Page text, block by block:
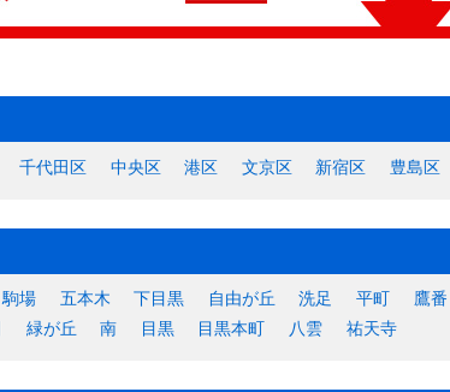
千代田区 中央区 港区 文京区 新宿区 豊島区
駒場 五本木 下目黒 自由が丘 洗足 平町 鷹番
緑が丘 南 目黒 目黒本町 八雲 祐天寺